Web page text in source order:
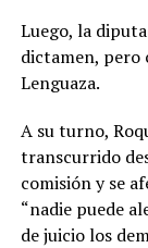
Luego, la
dictamen, pero
Lenguaza.
A su turno,
transcurrido
comisión y se
“nadie puede
de juicio los